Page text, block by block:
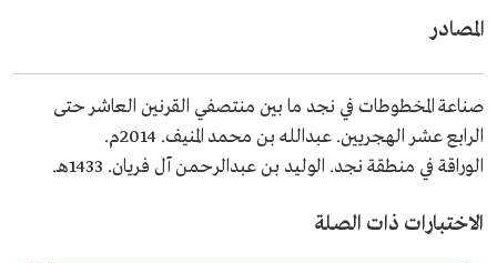
المصادر
صناعة المخطوطات في نجد ما بين منتصفي القرنين العاشر حتى
الرابع عشر الهجريين. عبدالله بن محمد المنيف. 2014م.
الوراقة في منطقة نجد. الوليد بن عبدالرحمن آل فريان. 1433هـ.
الاختبارات ذات الصلة